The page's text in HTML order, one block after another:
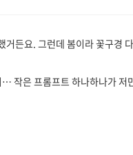
거든요. 그런데 봄이라 꽃구경
… 작은 프롬프트 하나하나가